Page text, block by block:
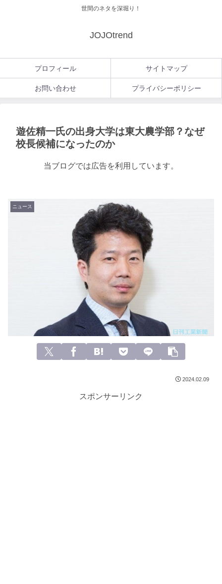
世間のネタを深堀り！
JOJOtrend
プロフィール サイトマップ
お問い合わせ プライバシーポリシー
遊佐精一氏の出身大学は東大農学部？なぜ
校長候補になったのか
当ブログでは広告を利用しています。
ニュース
2024.02.09
スポンサーリンク